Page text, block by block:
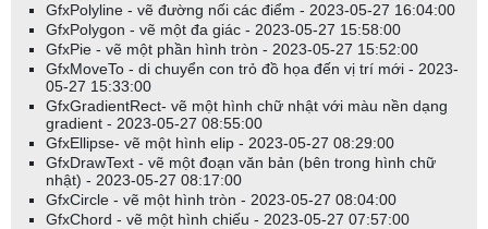
cho ngày mai", colorRed );
Plot(TSF(Close, 10 ), "Dự báo cho ngày mai 2", colorBlue );
Giải thích:
- TSF (Time Series Forecast) là một công thức trong AmiBroker
được sử dụng để dự đoán giá trị trong tương lai dựa trên hồi quy
tuyến tính.
- Trong ví dụ trên, TSF được tính bằng cách lấy giá trị LinearReg
(hồi quy tuyến tính) cho 10 ngày trước đó và cộng thêm
GfxPolyline - vẽ đường nối các điểm - 2023-05-27 16:04:00
GfxPolygon - vẽ một đa giác - 2023-05-27 15:58:00
GfxPie - vẽ một phần hình tròn - 2023-05-27 15:52:00
GfxMoveTo - di chuyển con trỏ đồ họa đến vị trí mới - 2023-
05-27 15:33:00
GfxGradientRect- vẽ một hình chữ nhật với màu nền dạng
gradient - 2023-05-27 08:55:00
GfxEllipse- vẽ một hình elip - 2023-05-27 08:29:00
GfxDrawText - vẽ một đoạn văn bản (bên trong hình chữ
nhật) - 2023-05-27 08:17:00
GfxCircle - vẽ một hình tròn - 2023-05-27 08:04:00
GfxChord - vẽ một hình chiếu - 2023-05-27 07:57:00